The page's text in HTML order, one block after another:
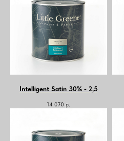
Intelligent Satin 30% - 2,5
14 070 р.